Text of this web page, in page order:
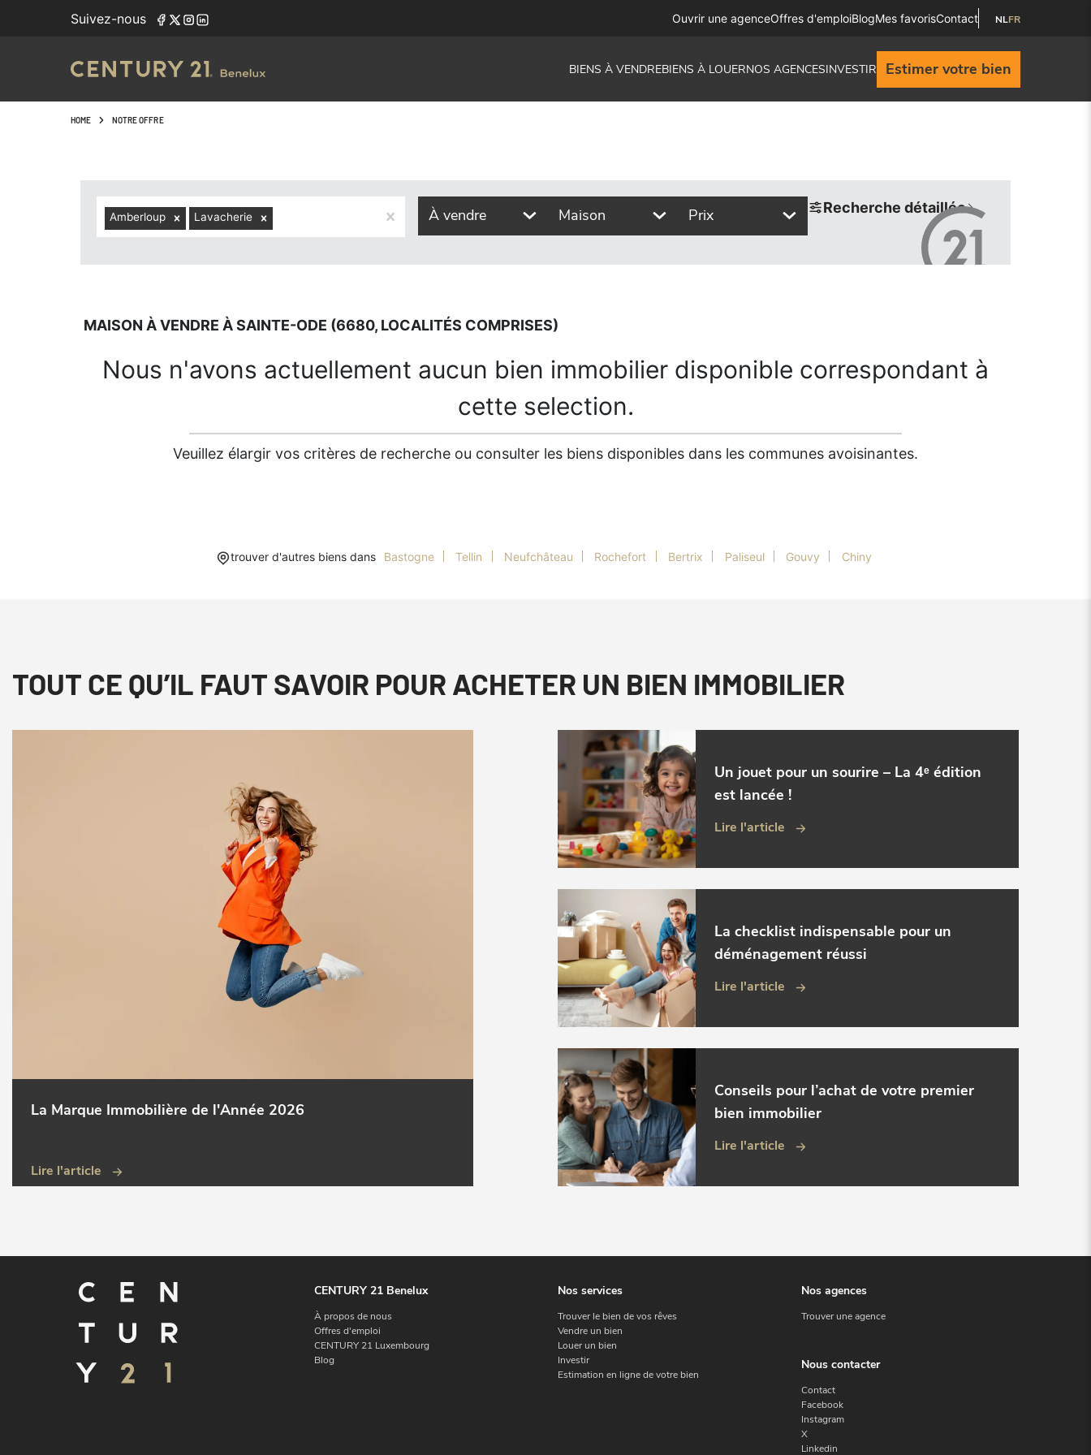
Suivez-nous Ouvrir une agenceOffres d'emploiBlogMes favorisContact NLFR
BIENS À VENDREBIENS À LOUERNOS AGENCESINVESTIR Estimer votre bien
HOME NOTRE OFFRE
Amberloup Lavacherie À vendre Maison Prix Recherche détaillée
MAISON À VENDRE À SAINTE-ODE (6680, LOCALITÉS COMPRISES)
Nous n'avons actuellement aucun bien immobilier disponible correspondant à
cette selection.
Veuillez élargir vos critères de recherche ou consulter les biens disponibles dans les communes avoisinantes.
trouver d'autres biens dans Bastogne Tellin Neufchâteau Rochefort Bertrix Paliseul Gouvy Chiny
TOUT CE QU’IL FAUT SAVOIR POUR ACHETER UN BIEN IMMOBILIER
La Marque Immobilière de l'Année 2026
Lire l'article
Un jouet pour un sourire – La 4ᵉ édition
est lancée !
Lire l'article
La checklist indispensable pour un
déménagement réussi
Lire l'article
Conseils pour l’achat de votre premier
bien immobilier
Lire l'article
CENTURY 21 Benelux
À propos de nous
Offres d'emploi
CENTURY 21 Luxembourg
Blog
Nos services
Trouver le bien de vos rêves
Vendre un bien
Louer un bien
Investir
Estimation en ligne de votre bien
Nos agences
Trouver une agence
Nous contacter
Contact
Facebook
Instagram
X
Linkedin
Navigated to Maison à vendre à Sainte-Ode (6680, localités comprises)